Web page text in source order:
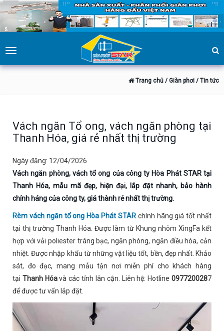
Toggle
navigation
Trang chủ / Giàn phơi / Tin tức
Vách ngăn Tổ ong, vách ngăn phòng tại
Thanh Hóa, giá rẻ nhất thị trường
Ngày đăng: 12/04/2026
Vách ngăn phòng, vách tổ ong của công ty Hòa Phát STAR tại
Thanh Hóa, mẫu mã đẹp, hiện đại, lắp đặt nhanh, bảo hành
chính háng của công ty, giá thành rẻ nhất thị trường.
Rèm vách ngăn tổ ong Hòa Phát STAR chính hãng giá tốt nhất
tại thị trường Thanh Hóa. Được làm từ Khung nhôm XingFa kết
hợp với vải poliester tráng bạc, ngăn phòng, ngăn điều hòa, cản
nhiệt. Được nhập khẩu từ những vật liệu tốt, bền, đẹp nhất. Khảo
sát, đo đạc, mang mẫu tận nơi miễn phí cho khách hàng
tại Thanh Hóavà các tỉnh lân cận. Liên hệ: Hotline0977200287
để được tư vấn lắp đặt.